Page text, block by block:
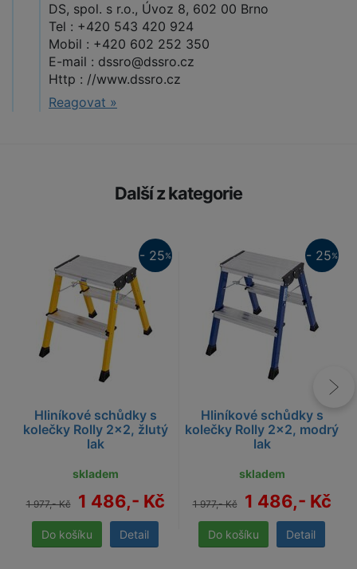
DS, spol. s r.o., Úvoz 8, 602 00 Brno
Tel : +420 543 420 924
Mobil : +420 602 252 350
E-mail : dssro@dssro.cz
Http : //www.dssro.cz
Reagovat »
Další z kategorie
Hliníkové schůdky s
kolečky Rolly 2x2, žlutý
lak
skladem
1 977,- Kč 1 486,- Kč
Detail
- 25%
Hliníkové schůdky s
kolečky Rolly 2x2, modrý
lak
skladem
1 977,- Kč 1 486,- Kč
Detail
- 25%